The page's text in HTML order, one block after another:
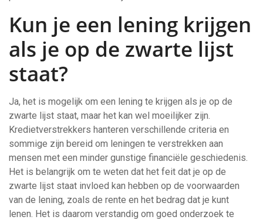
Kun je een lening krijgen
als je op de zwarte lijst
staat?
Ja, het is mogelijk om een lening te krijgen als je op de
zwarte lijst staat, maar het kan wel moeilijker zijn.
Kredietverstrekkers hanteren verschillende criteria en
sommige zijn bereid om leningen te verstrekken aan
mensen met een minder gunstige financiële geschiedenis.
Het is belangrijk om te weten dat het feit dat je op de
zwarte lijst staat invloed kan hebben op de voorwaarden
van de lening, zoals de rente en het bedrag dat je kunt
lenen. Het is daarom verstandig om goed onderzoek te